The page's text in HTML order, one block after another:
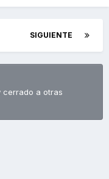
SIGUIENTE
cerrado a otras